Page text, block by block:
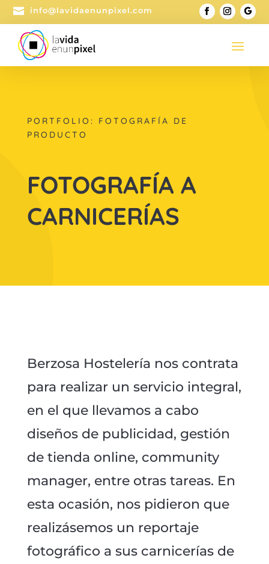
 info@lavidaenunpixel.com
PORTFOLIO: FOTOGRAFÍA DE
PRODUCTO
FOTOGRAFÍA A
CARNICERÍAS
Berzosa Hostelería nos contrata
para realizar un servicio integral,
en el que llevamos a cabo
diseños de publicidad, gestión
de tienda online, community
manager, entre otras tareas. En
esta ocasión, nos pidieron que
realizásemos un reportaje
fotográfico a sus carnicerías de